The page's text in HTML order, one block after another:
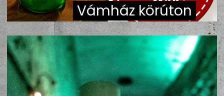
Vámház körúton